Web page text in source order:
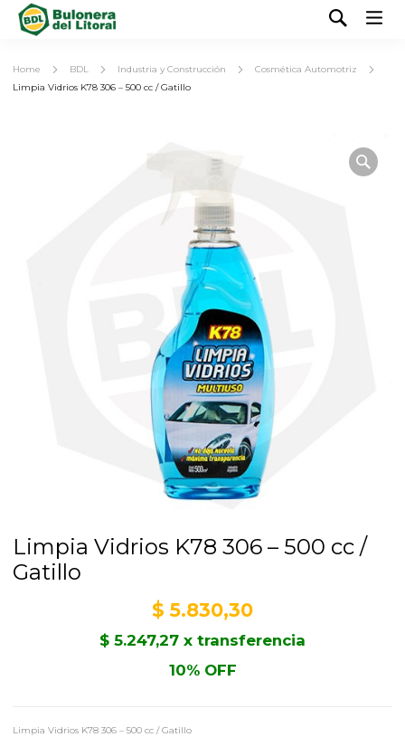
Home BDL Industria y Construcción
Cosmética Automotriz
Limpia Vidrios K78 306 – 500 cc / Gatillo
Limpia Vidrios K78 306 – 500 cc /
Gatillo
$ 5.830,30
$ 5.247,27 x transferencia
10% OFF
Limpia Vidrios K78 306 – 500 cc / Gatillo